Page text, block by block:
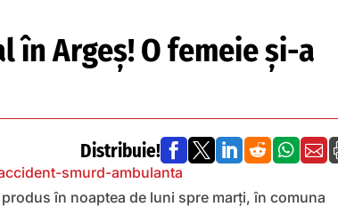
în Argeș! O femeie și-a
Distribuie!      
în noaptea de luni spre marți, în comuna